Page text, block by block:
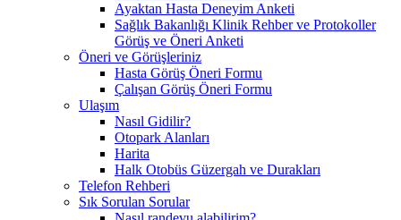
Ayaktan Hasta Deneyim Anketi
Sağlık Bakanlığı Klinik Rehber ve Protokoller
Görüş ve Öneri Anketi
Öneri ve Görüşleriniz
Hasta Görüş Öneri Formu
Çalışan Görüş Öneri Formu
Ulaşım
Nasıl Gidilir?
Otopark Alanları
Harita
Halk Otobüs Güzergah ve Durakları
Telefon Rehberi
Sık Sorulan Sorular